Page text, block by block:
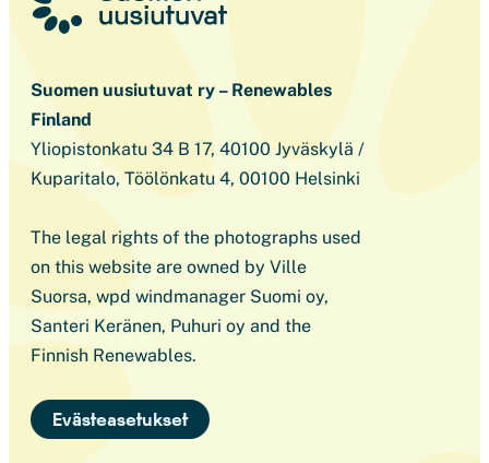
Suomen uusiutuvat ry – Renewables
Finland
Yliopistonkatu 34 B 17, 40100 Jyväskylä /
Kuparitalo, Töölönkatu 4, 00100 Helsinki
The legal rights of the photographs used
on this website are owned by Ville
Suorsa, wpd windmanager Suomi oy,
Santeri Keränen, Puhuri oy and the
Finnish Renewables.
Evästeasetukset